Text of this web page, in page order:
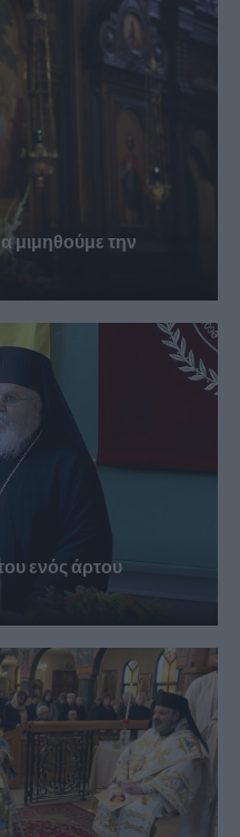
μιμηθούμε την
ενός άρτου